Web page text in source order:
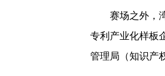
赛场之外，
专利产业化样板
管理局（知识产